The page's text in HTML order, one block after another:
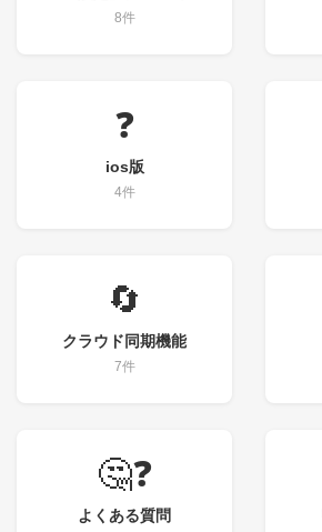
8件
❓
ios版
4件
🔄
クラウド同期機能
7件
🤔❓
よくある質問